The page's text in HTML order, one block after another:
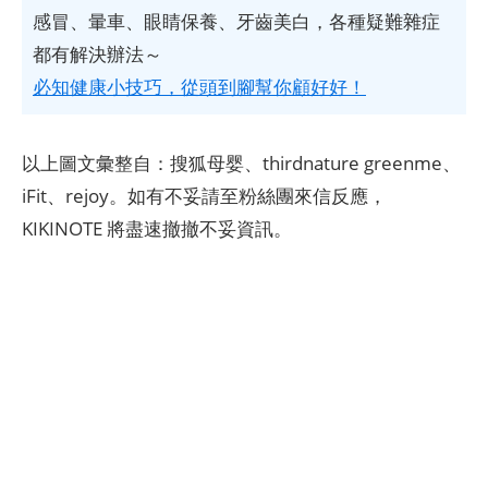
感冒、暈車、眼睛保養、牙齒美白，各種疑難雜症
都有解決辦法～
必知健康小技巧，從頭到腳幫你顧好好！
以上圖文彙整自：搜狐母婴、thirdnature greenme、
iFit、rejoy。如有不妥請至粉絲團來信反應，
KIKINOTE 將盡速撤撤不妥資訊。